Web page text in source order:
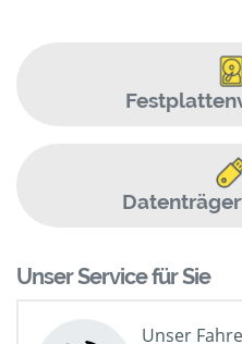
Unser Service für Sie
Unser